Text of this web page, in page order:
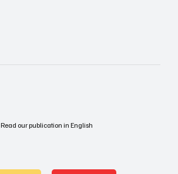
Read our publication in English